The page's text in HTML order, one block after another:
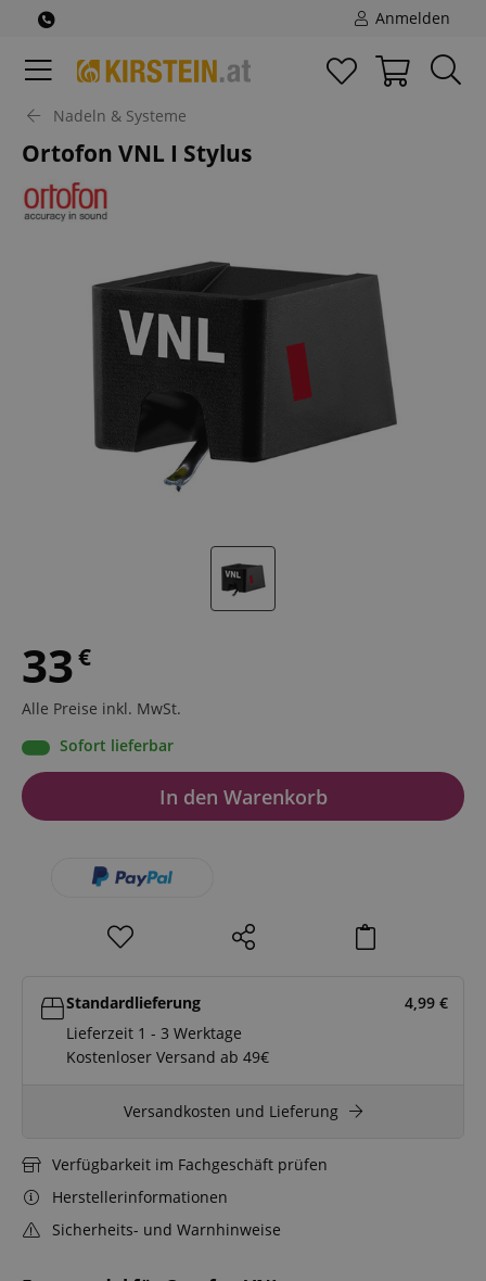
Anmelden
Nadeln & Systeme
Ortofon VNL I Stylus
33€
Alle Preise inkl. MwSt.
Sofort lieferbar
In den Warenkorb
Standardlieferung 4,99 €
Lieferzeit 1 - 3 Werktage
Kostenloser Versand ab 49€
Versandkosten und Lieferung
Verfügbarkeit im Fachgeschäft prüfen
Herstellerinformationen
Sicherheits- und Warnhinweise